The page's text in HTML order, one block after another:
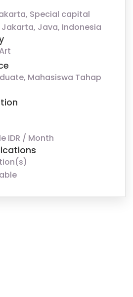
Special capital
Jakarta, Java, Indonesia
Mahasiswa Tahap
IDR / Month